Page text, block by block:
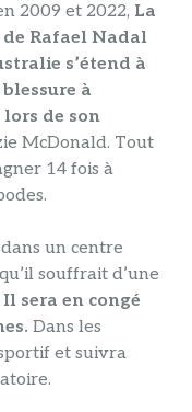
2009 et 2022, La
Rafael Nadal
s’étend à
blessure à
lors de son
McDonald. Tout
14 fois à
un centre
souffrait d’une
Il sera en congé
Dans les
et suivra